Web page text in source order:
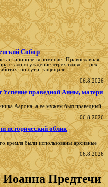
Собор
вспоминает Православная
стало осуждение «трех глав» – трех
по сути, защищали
06.8.2026
Успение праведной Анны, матери
Аарона, а ее мужем был праведный
06.8.2026
исторический облик
кремля были использованы архивные
06.8.2026
Иоанна Предтечи